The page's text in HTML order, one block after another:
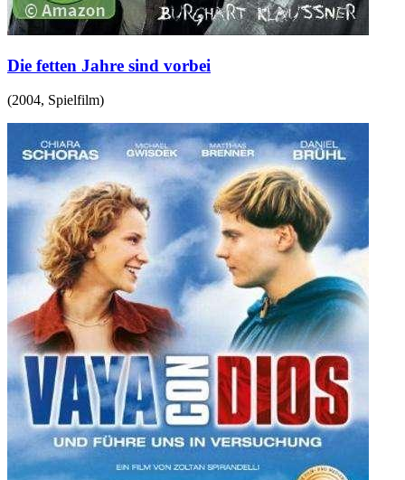
Die fetten Jahre sind vorbei
(2004, Spielfilm)